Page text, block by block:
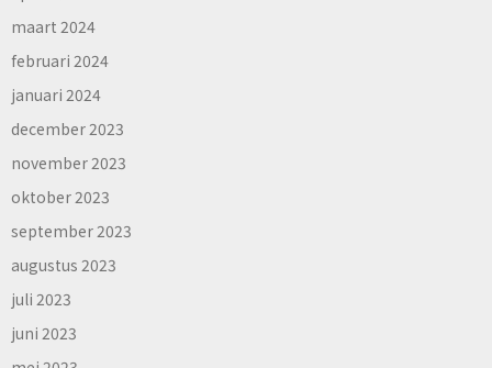
maart 2024
februari 2024
januari 2024
december 2023
november 2023
oktober 2023
september 2023
augustus 2023
juli 2023
juni 2023